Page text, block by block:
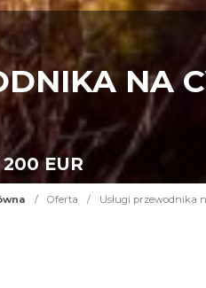
NA
EUR
/ Oferta / Usługi przewodnika